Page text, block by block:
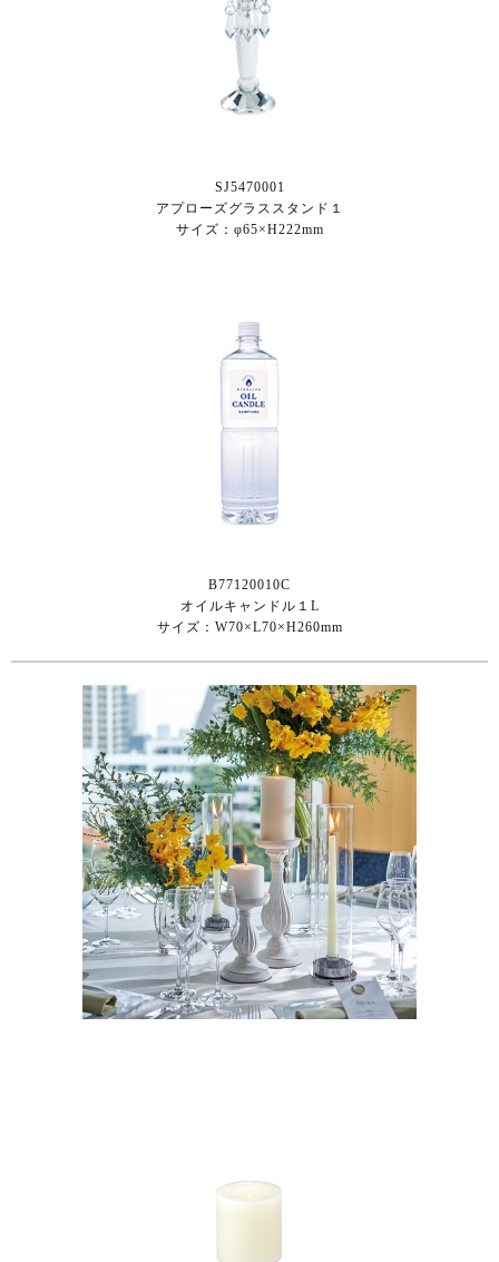
SJ5470001
アプローズグラススタンド１
サイズ：φ65×H222mm
B77120010C
オイルキャンドル１L
サイズ：W70×L70×H260mm